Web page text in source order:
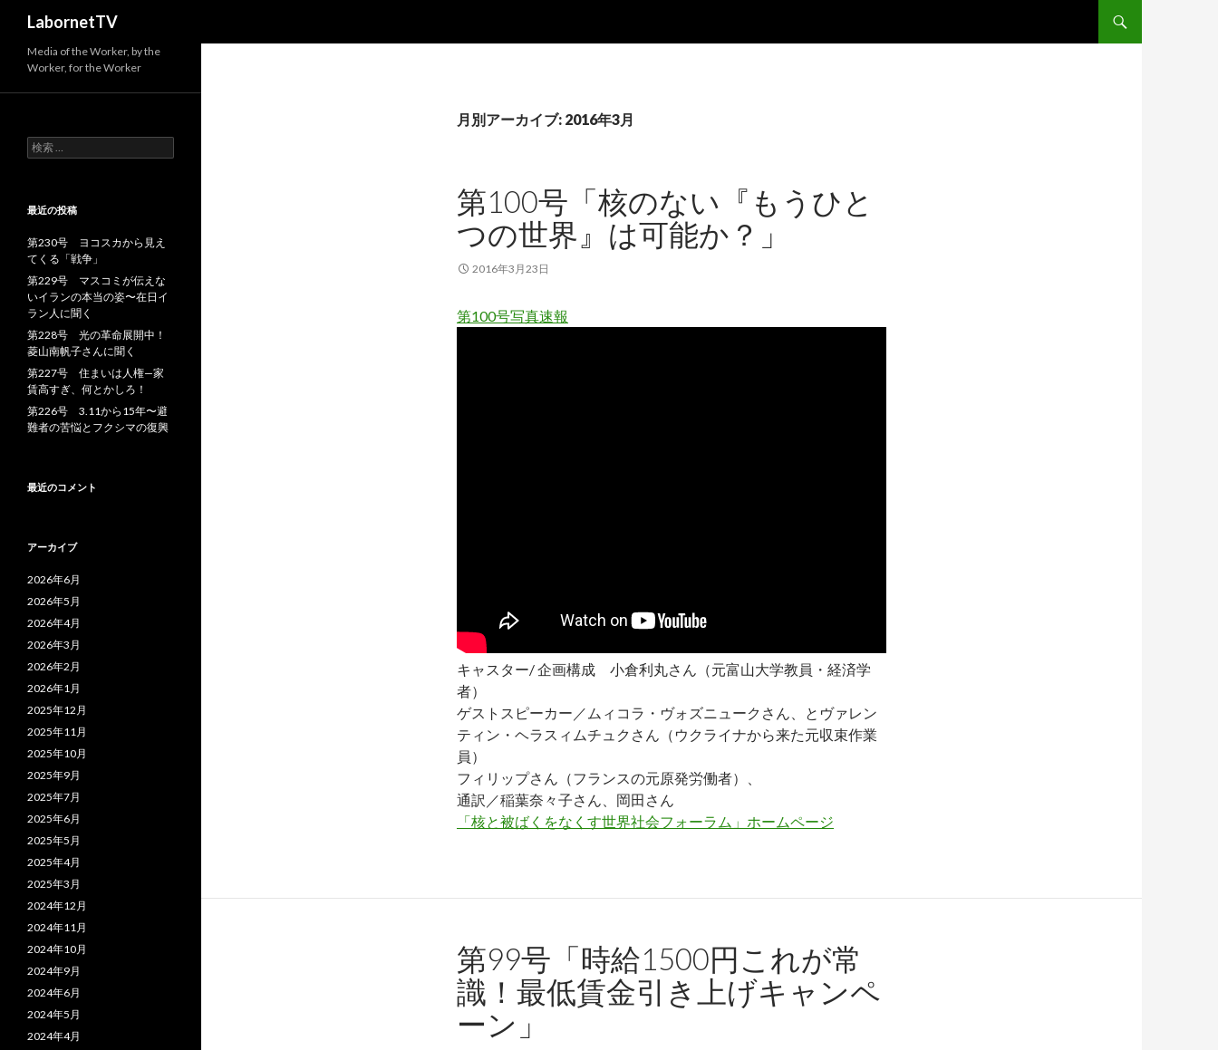
LabornetTV
月別アーカイブ: 2016年3月
第100号「核のない『もうひと
つの世界』は可能か？」
2016年3月23日
第100号写真速報
キャスター/ 企画構成 小倉利丸さん（元富山大学教員・経済学
者）
ゲストスピーカー／ムィコラ・ヴォズニュークさん、とヴァレン
ティン・ヘラスィムチュクさん（ウクライナから来た元収束作業
員）
フィリップさん（フランスの元原発労働者）、
通訳／稲葉奈々子さん、岡田さん
「核と被ばくをなくす世界社会フォーラム」ホームページ
第99号「時給1500円これが常
識！最低賃金引き上げキャンペ
ーン」
Media of the Worker, by the
Worker, for the Worker
検
索
最近の投稿
第230号 ヨコスカから見え
てくる「戦争」
第229号 マスコミが伝えな
いイランの本当の姿〜在日イ
ラン人に聞く
第228号 光の革命展開中！
菱山南帆子さんに聞く
第227号 住まいは人権—家
賃高すぎ、何とかしろ！
第226号 3.11から15年〜避
難者の苦悩とフクシマの復興
最近のコメント
アーカイブ
2026年6月
2026年5月
2026年4月
2026年3月
2026年2月
2026年1月
2025年12月
2025年11月
2025年10月
2025年9月
2025年7月
2025年6月
2025年5月
2025年4月
2025年3月
2024年12月
2024年11月
2024年10月
2024年9月
2024年6月
2024年5月
2024年4月